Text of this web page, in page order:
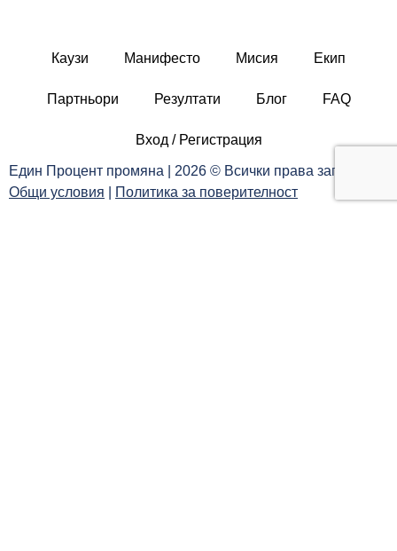
a
r
b
u
e
Каузи Манифесто Мисия Екип
Партньори Резултати Блог FAQ
Вход / Регистрация
Един Процент промяна | 2026 © Всички права запазени |
Общи условия
Политика за поверителност